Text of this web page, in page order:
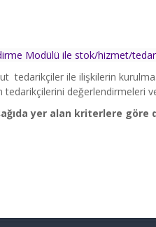
Modülü ile stok/hizmet/
tedarikçiler ile ilişkilerin
tedarikçilerini
yer alan kriterlere göre